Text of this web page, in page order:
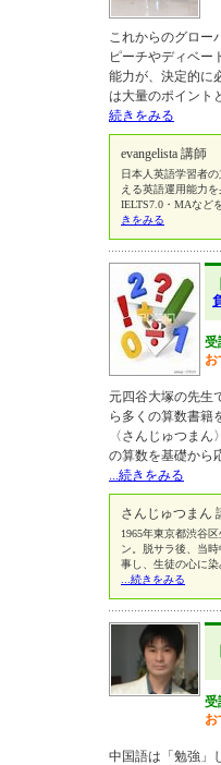
これからのグロー
ピーチやディベー
能力が、決定的に
は大量のポイント
続きをみる
evangelista 講師
日本人英語学習者
える英語運用能力
IELTS7.0・MAなど
きをみる
受
お
元四谷大塚の先生
ら多くの算数書籍
〈さんじゅつま
の算数を基礎から
...続きをみる
さんじゅつまん
1965年東京都渋谷
ン。脱サラ後、当
事し、生徒の心に染
...続きをみる
受
お
中国語は「勉強」